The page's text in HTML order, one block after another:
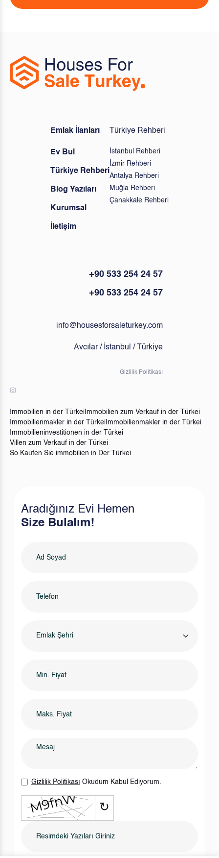
Emlak İlanları
Ev Bul
Türkiye Rehberi
Blog Yazıları
Kurumsal
İletişim
Türkiye Rehberi
İstanbul Rehberi
İzmir Rehberi
Antalya Rehberi
Muğla Rehberi
Çanakkale Rehberi
+90 533 254 24 57
+90 533 254 24 57
info@housesforsaleturkey.com
Avcılar / İstanbul / Türkiye
Gizlilik Politikası
Immobilien in der Türkei Immobilien zum Verkauf in der Türkei
Immobilienmakler in der Türkei Immobilienmakler in der Türkei
Immobilieninvestitionen in der Türkei
Villen zum Verkauf in der Türkei
So Kaufen Sie immobilien in Der Türkei
Aradığınız Evi Hemen
Size Bulalım!
Emlak Şehri
Gizlilik Politikası Okudum Kabul Ediyorum.
↻